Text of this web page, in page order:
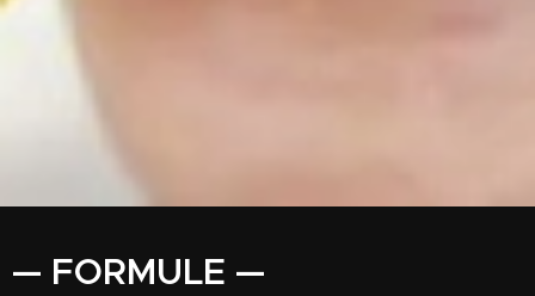
— FORMULE —